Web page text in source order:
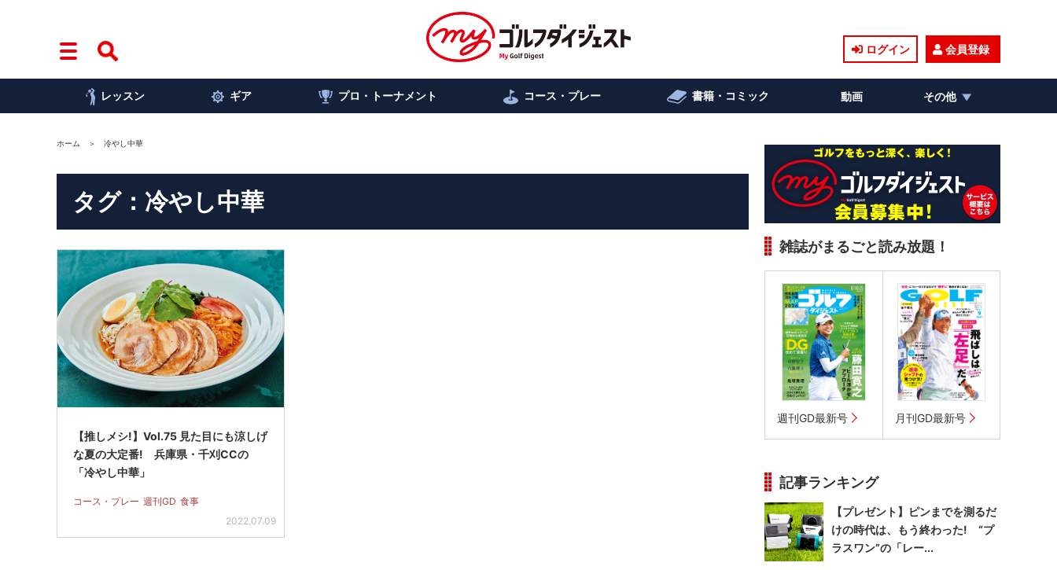
ログイン 会員登録
レッスン ギア プロ・トーナメント コース・プレー 書籍・コミック 動画 その他
ホーム 冷やし中華
タグ：冷やし中華
【推しメシ!】Vol.75 見た目にも涼しげ
な夏の大定番! 兵庫県・千刈CCの
「冷やし中華」
コース・プレー 週刊GD 食事
2022.07.09
雑誌がまるごと読み放題！
週刊GD最新号 月刊GD最新号
記事ランキング
【プレゼント】ピンまでを測るだ
けの時代は、もう終わった! “プ
ラスワン”の「レー...